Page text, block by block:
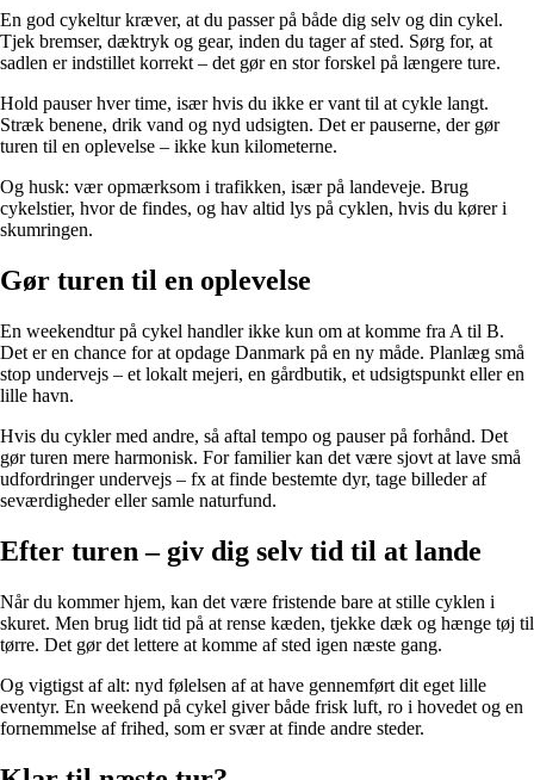
En god cykeltur kræver, at du passer på både dig selv og din cykel.
Tjek bremser, dæktryk og gear, inden du tager af sted. Sørg for, at
sadlen er indstillet korrekt – det gør en stor forskel på længere ture.
Hold pauser hver time, især hvis du ikke er vant til at cykle langt.
Stræk benene, drik vand og nyd udsigten. Det er pauserne, der gør
turen til en oplevelse – ikke kun kilometerne.
Og husk: vær opmærksom i trafikken, især på landeveje. Brug
cykelstier, hvor de findes, og hav altid lys på cyklen, hvis du kører i
skumringen.
Gør turen til en oplevelse
En weekendtur på cykel handler ikke kun om at komme fra A til B.
Det er en chance for at opdage Danmark på en ny måde. Planlæg små
stop undervejs – et lokalt mejeri, en gårdbutik, et udsigtspunkt eller en
lille havn.
Hvis du cykler med andre, så aftal tempo og pauser på forhånd. Det
gør turen mere harmonisk. For familier kan det være sjovt at lave små
udfordringer undervejs – fx at finde bestemte dyr, tage billeder af
seværdigheder eller samle naturfund.
Efter turen – giv dig selv tid til at lande
Når du kommer hjem, kan det være fristende bare at stille cyklen i
skuret. Men brug lidt tid på at rense kæden, tjekke dæk og hænge tøj til
tørre. Det gør det lettere at komme af sted igen næste gang.
Og vigtigst af alt: nyd følelsen af at have gennemført dit eget lille
eventyr. En weekend på cykel giver både frisk luft, ro i hovedet og en
fornemmelse af frihed, som er svær at finde andre steder.